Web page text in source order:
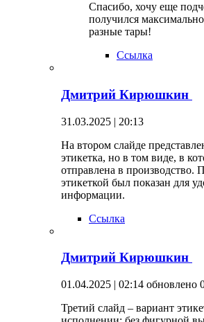
Спасибо, хочу еще
получился
разные тары!
Ссылка
Дмитрий Кирюшкин
31.03.2025 | 20:13
На втором слайде
этикетка, но в том виде, в
отправлена в производство.
этикеткой был показан для
информации.
Ссылка
Дмитрий Кирюшкин
01.04.2025 | 02:14 обновлено
Третий слайд – вариант